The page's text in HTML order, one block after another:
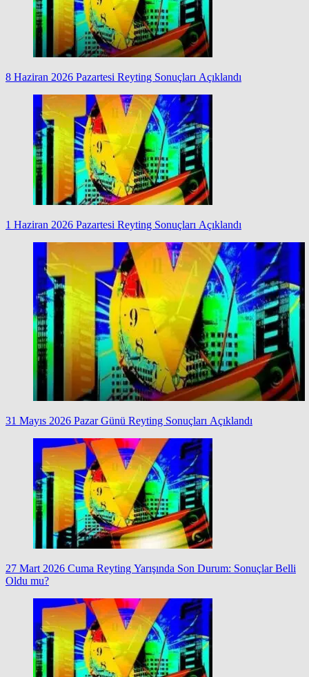
8 Haziran 2026 Pazartesi Reyting Sonuçları Açıklandı
1 Haziran 2026 Pazartesi Reyting Sonuçları Açıklandı
31 Mayıs 2026 Pazar Günü Reyting Sonuçları Açıklandı
27 Mart 2026 Cuma Reyting Yarışında Son Durum: Sonuçlar Belli
Oldu mu?